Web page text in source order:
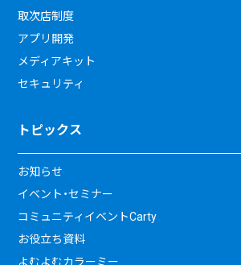
取次店制度
アプリ開発
メディアキット
セキュリティ
トピックス
お知らせ
イベント・セミナー
コミュニティイベントCarty
お役立ち資料
よむよむカラーミー